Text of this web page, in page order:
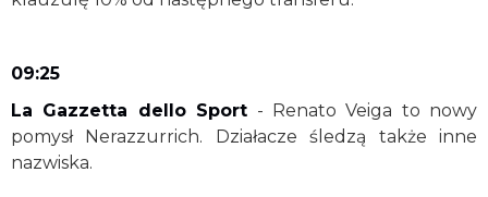
09:25
La Gazzetta dello Sport - Renato Veiga to nowy
pomysł Nerazzurrich. Działacze śledzą także inne
nazwiska.